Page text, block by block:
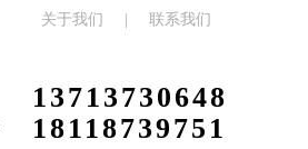
关于我们 联系我们
13713730648
18118739751